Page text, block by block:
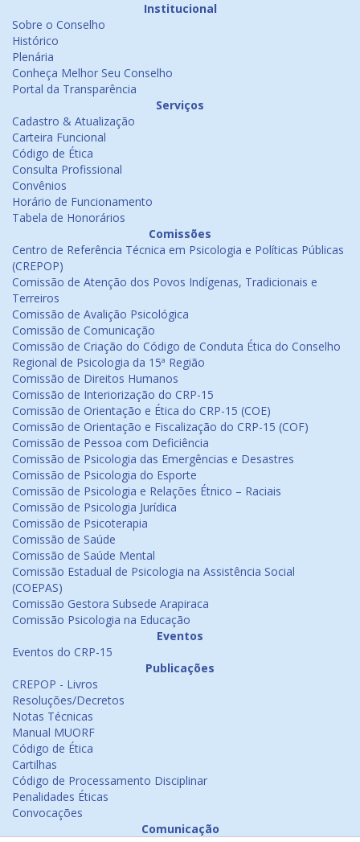
Institucional
Sobre o Conselho
Histórico
Plenária
Conheça Melhor Seu Conselho
Portal da Transparência
Serviços
Cadastro & Atualização
Carteira Funcional
Código de Ética
Consulta Profissional
Convênios
Horário de Funcionamento
Tabela de Honorários
Comissões
Centro de Referência Técnica em Psicologia e Políticas Públicas
(CREPOP)
Comissão de Atenção dos Povos Indígenas, Tradicionais e
Terreiros
Comissão de Avalição Psicológica
Comissão de Comunicação
Comissão de Criação do Código de Conduta Ética do Conselho
Regional de Psicologia da 15ª Região
Comissão de Direitos Humanos
Comissão de Interiorização do CRP-15
Comissão de Orientação e Ética do CRP-15 (COE)
Comissão de Orientação e Fiscalização do CRP-15 (COF)
Comissão de Pessoa com Deficiência
Comissão de Psicologia das Emergências e Desastres
Comissão de Psicologia do Esporte
Comissão de Psicologia e Relações Étnico – Raciais
Comissão de Psicologia Jurídica
Comissão de Psicoterapia
Comissão de Saúde
Comissão de Saúde Mental
Comissão Estadual de Psicologia na Assistência Social
(COEPAS)
Comissão Gestora Subsede Arapiraca
Comissão Psicologia na Educação
Eventos
Eventos do CRP-15
Publicações
CREPOP - Livros
Resoluções/Decretos
Notas Técnicas
Manual MUORF
Código de Ética
Cartilhas
Código de Processamento Disciplinar
Penalidades Éticas
Convocações
Comunicação